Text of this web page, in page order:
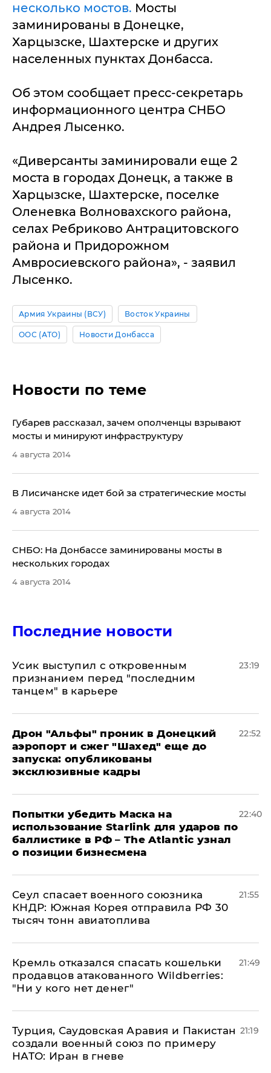
несколько мостов. Мосты
заминированы в Донецке,
Харцызске, Шахтерске и других
населенных пунктах Донбасса.
Об этом сообщает пресс-секретарь
информационного центра СНБО
Андрея Лысенко.
«Диверсанты заминировали еще 2
моста в городах Донецк, а также в
Харцызске, Шахтерске, поселке
Оленевка Волновахского района,
селах Ребриково Антрацитовского
района и Придорожном
Амвросиевского района», - заявил
Лысенко.
Армия Украины (ВСУ) Восток Украины
ООС (АТО) Новости Донбасса
Новости по теме
Губарев рассказал, зачем ополченцы взрывают
мосты и минируют инфраструктуру
4 августа 2014
В Лисичанске идет бой за стратегические мосты
4 августа 2014
СНБО: На Донбассе заминированы мосты в
нескольких городах
4 августа 2014
Последние новости
Усик выступил с откровенным
признанием перед "последним
танцем" в карьере
23:19
Дрон "Альфы" проник в Донецкий
аэропорт и сжег "Шахед" еще до
запуска: опубликованы
эксклюзивные кадры
22:52
Попытки убедить Маска на
использование Starlink для ударов по
баллистике в РФ – The Atlantic узнал
о позиции бизнесмена
22:40
​Сеул спасает военного союзника
КНДР: Южная Корея отправила РФ 30
тысяч тонн авиатоплива
21:55
Кремль отказался спасать кошельки
продавцов атакованного Wildberries:
"Ни у кого нет денег"
21:49
Турция, Саудовская Аравия и Пакистан
создали военный союз по примеру
НАТО: Иран в гневе
21:19